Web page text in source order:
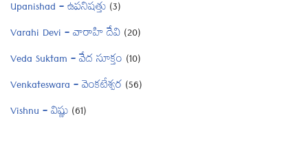
Upanishad – ఉపనిషత్తు (3)
Varahi Devi – వారాహి దేవి (20)
Veda Suktam – వేద సూక్తం (10)
Venkateswara – వెంకటేశ్వర (56)
Vishnu – విష్ణు (61)